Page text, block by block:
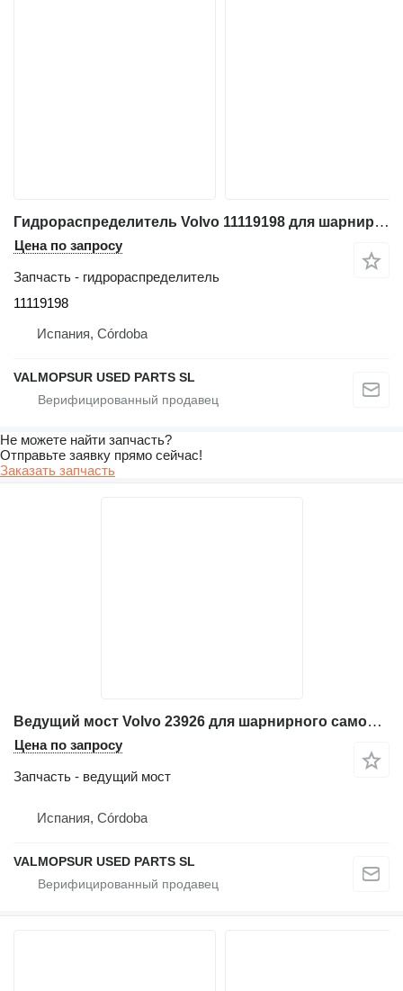
Гидрораспределитель Volvo 11119198 для шарнирного самосвала Volvo A35D; A40D
Цена по запросу
Запчасть - гидрораспределитель
11119198
Испания, Córdoba
VALMOPSUR USED PARTS SL
Не можете найти запчасть?
Отправьте заявку прямо сейчас!
Заказать запчасть
Ведущий мост Volvo 23926 для шарнирного самосвала Volvo A40D
Цена по запросу
Запчасть - ведущий мост
Испания, Córdoba
VALMOPSUR USED PARTS SL